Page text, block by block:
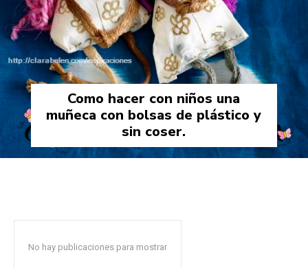
Como hacer con niños una
muñeca con bolsas de plástico y
sin coser.
No hay publicaciones para mostrar